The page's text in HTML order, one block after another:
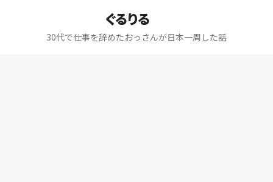
ぐるりる
30代で仕事を辞めたおっさんが日本一周した話